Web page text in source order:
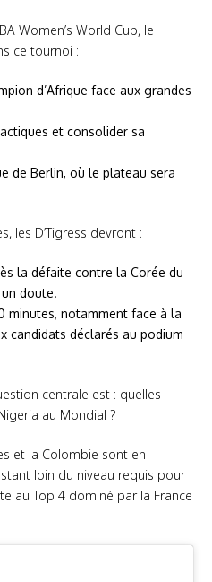
Women’s World Cup, le
ce tournoi :
d’Afrique face aux grandes
et consolider sa
de Berlin, où le plateau sera
les D’Tigress devront :
la défaite contre la Corée du
doute.
minutes, notamment face à la
candidats déclarés au podium
centrale est : quelles
au Mondial ?
et la Colombie sont en
loin du niveau requis pour
au Top 4 dominé par la France